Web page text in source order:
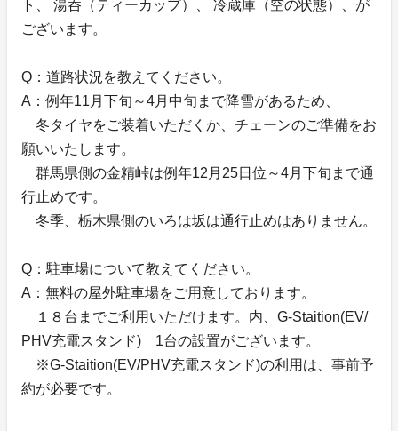
ト、 湯呑（ティーカップ）、 冷蔵庫（空の状態）、が
ございます。
Q：道路状況を教えてください。
A：例年11月下旬～4月中旬まで降雪があるため、
冬タイヤをご装着いただくか、チェーンのご準備をお
願いいたします。
群馬県側の金精峠は例年12月25日位～4月下旬まで通
行止めです。
冬季、栃木県側のいろは坂は通行止めはありません。
Q：駐車場について教えてください。
A：無料の屋外駐車場をご用意しております。
１８台までご利用いただけます。内、G-Staition(EV/
PHV充電スタンド) 1台の設置がございます。
※G-Staition(EV/PHV充電スタンド)の利用は、事前予
約が必要です。